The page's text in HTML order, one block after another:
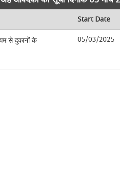
Start Date
से दुकानों के
05/03/2025